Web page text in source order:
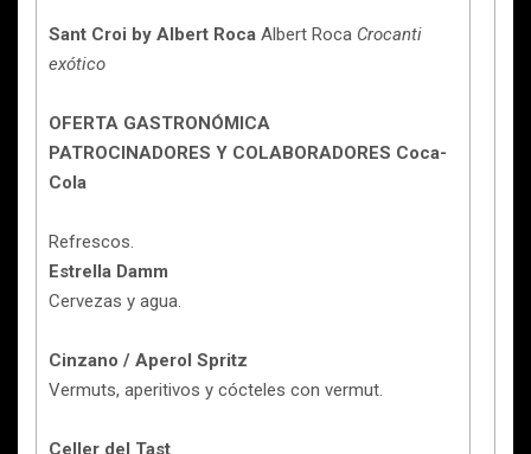
Sant Croi by Albert Roca Albert Roca Crocanti
exótico
OFERTA GASTRONÓMICA
PATROCINADORES Y COLABORADORES Coca-
Cola
Refrescos.
Estrella Damm
Cervezas y agua.
Cinzano / Aperol Spritz
Vermuts, aperitivos y cócteles con vermut.
Celler del Tast